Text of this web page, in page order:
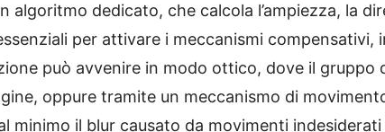
dedicato, che calcola l’ampiezza, la
per attivare i meccanismi compensativi,
può avvenire in modo ottico, dove il gruppo
oppure tramite un meccanismo di
minimo il blur causato da movimenti indesiderati